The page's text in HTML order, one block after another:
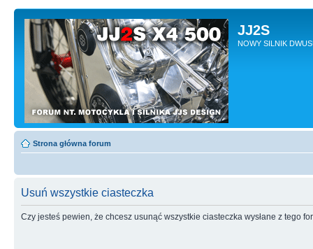
JJ2S
NOWY SILNIK
Strona główna forum
Usuń wszystkie ciasteczka
Czy jesteś pewien, że chcesz usunąć wszystkie ciasteczka wysłane z tego